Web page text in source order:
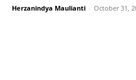
Herzanindya Maulianti - October 31,